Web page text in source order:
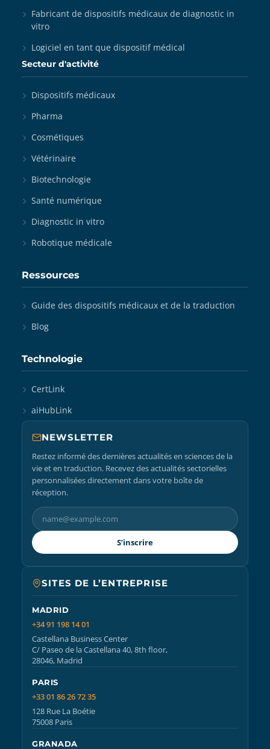
Fabricant de dispositifs médicaux de diagnostic in
vitro
Logiciel en tant que dispositif médical
Secteur d'activité
Dispositifs médicaux
Pharma
Cosmétiques
Vétérinaire
Biotechnologie
Santé numérique
Diagnostic in vitro
Robotique médicale
Ressources
Guide des dispositifs médicaux et de la traduction
Blog
Technologie
CertLink
aiHubLink
NEWSLETTER
Restez informé des dernières actualités en sciences de la
vie et en traduction. Recevez des actualités sectorielles
personnalisées directement dans votre boîte de
réception.
S’inscrire
SITES DE L’ENTREPRISE
MADRID
+34 91 198 14 01
Castellana Business Center
C/ Paseo de la Castellana 40, 8th floor,
28046, Madrid
PARIS
+33 01 86 26 72 35
128 Rue La Boétie
75008 Paris
GRANADA